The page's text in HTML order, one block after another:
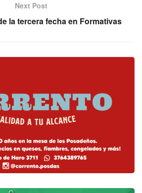
Next Post
la tercera fecha en Formativas